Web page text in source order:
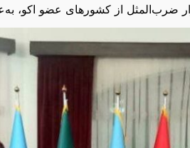
ضرب‌المثل از کشورهای عضو اکو،